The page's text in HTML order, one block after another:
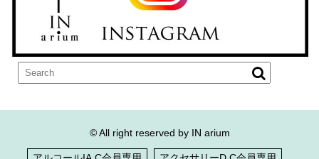
© All right reserved by IN arium